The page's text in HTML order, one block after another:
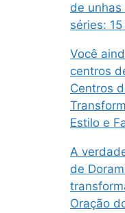
de
séries:
Você
centros
Centros
Estilo e
A
de
Oração